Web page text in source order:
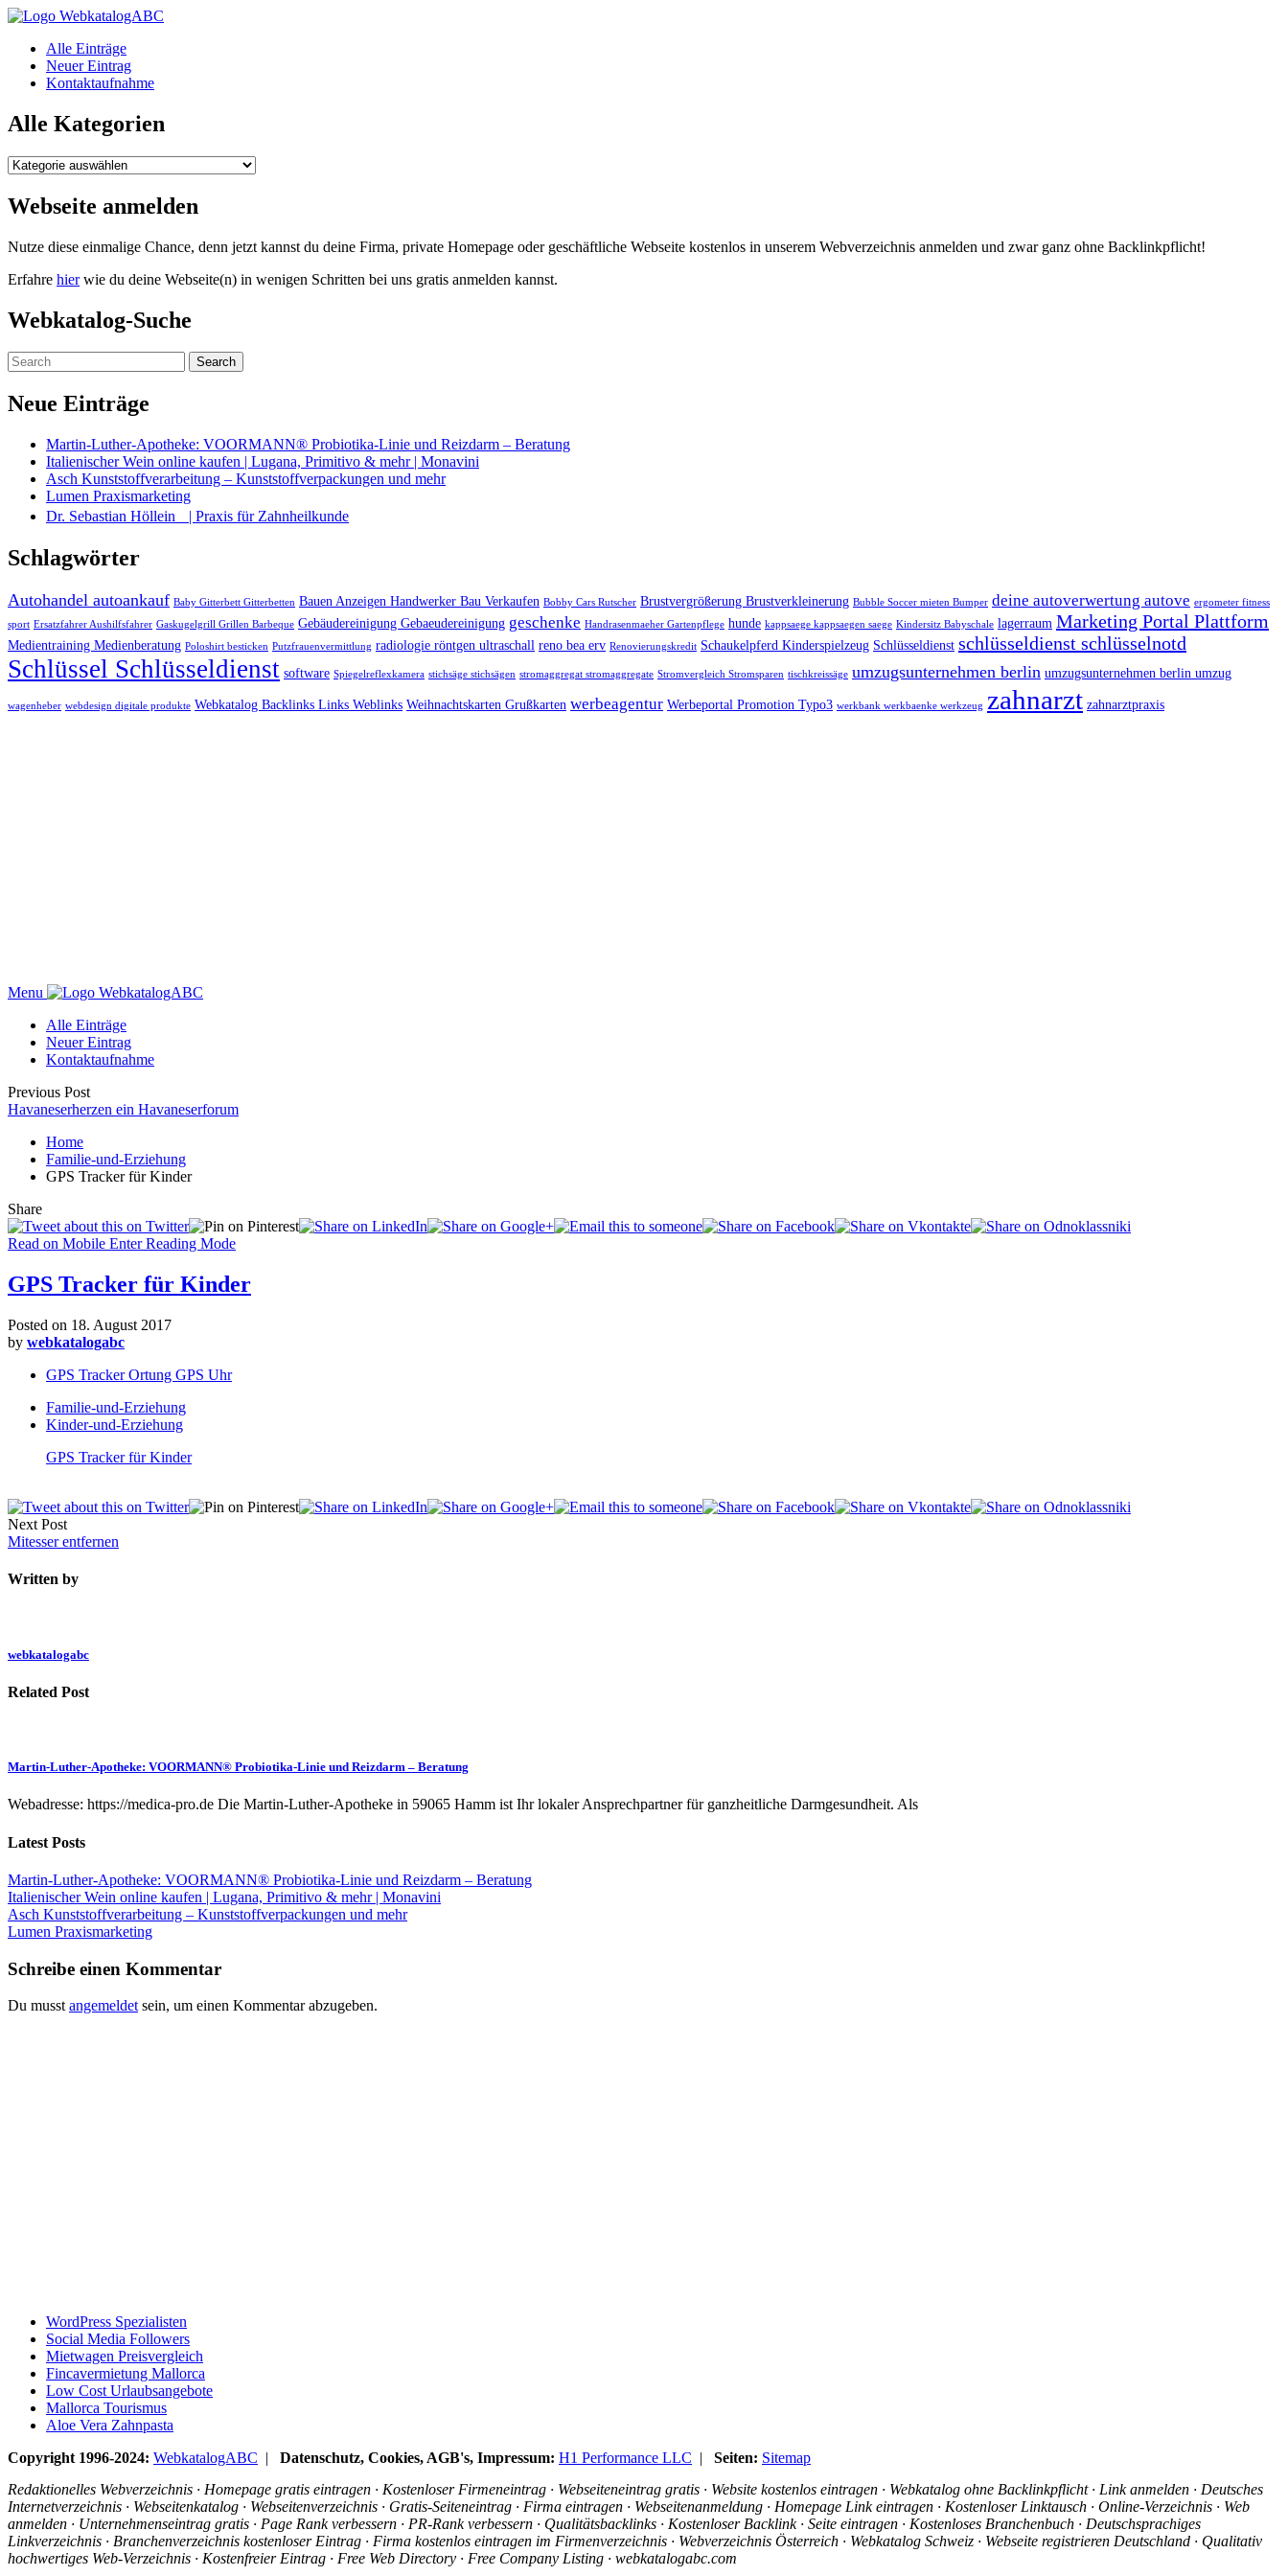
WebkatalogABC
Alle Einträge
Neuer Eintrag
Kontaktaufnahme
Alle Kategorien
Alle
Webseite anmelden
Nutze diese einmalige Chance, denn jetzt kannst du deine Firma, private Homepage oder geschäftliche Webseite kostenlos in unserem Webverzeichnis anmelden und zwar ganz ohne Backlinkpflicht!
Erfahre hierwie du deine Webseite(n) in wenigen Schritten bei uns gratis anmelden kannst.
Webkatalog-Suche
Neue Einträge
Martin-Luther-Apotheke: VOORMANN® Probiotika-Linie und Reizdarm – Beratung
Italienischer Wein online kaufen | Lugana, Primitivo & mehr | Monavini
Asch Kunststoffverarbeitung – Kunststoffverpackungen und mehr
Lumen Praxismarketing
Dr. Sebastian Höllein | Praxis für Zahnheilkunde
Schlagwörter
Autohandel autoankauf Baby Gitterbett Gitterbetten Bauen Anzeigen Handwerker Bau Verkaufen Bobby Cars Rutscher Brustvergrößerung Brustverkleinerung Bubble Soccer mieten Bumper deine autoverwertung autove ergometer fitness
sport Ersatzfahrer Aushilfsfahrer Gaskugelgrill Grillen Barbeque Gebäudereinigung Gebaeudereinigung geschenke Handrasenmaeher Gartenpflege hunde kappsaege kappsaegen saege Kindersitz Babyschale lagerraum Marketing Portal Plattform
Medientraining Medienberatung Poloshirt besticken Putzfrauenvermittlung radiologie röntgen ultraschall reno bea erv Renovierungskredit Schaukelpferd Kinderspielzeug Schlüsseldienst schlüsseldienst schlüsselnotd
Schlüssel Schlüsseldienst software Spiegelreflexkamera stichsäge stichsägen stromaggregat stromaggregate Stromvergleich Stromsparen tischkreissäge umzugsunternehmen berlin umzugsunternehmen berlin umzug
wagenheber webdesign digitale produkte Webkatalog Backlinks Links Weblinks Weihnachtskarten Grußkarten werbeagentur Werbeportal Promotion Typo3 werkbank werkbaenke werkzeug zahnarzt zahnarztpraxis
Menu
WebkatalogABC
Alle Einträge
Neuer Eintrag
Kontaktaufnahme
Previous Post
Havaneserherzen ein Havaneserforum
Home
Familie-und-Erziehung
GPS Tracker für Kinder
Share
Read on Mobile Enter Reading Mode
GPS Tracker für Kinder
Posted on 18. August 2017
by webkatalogabc
GPS Tracker Ortung GPS Uhr
Familie-und-Erziehung
Kinder-und-Erziehung
GPS Tracker für Kinder
Next Post
Mitesser entfernen
Written by
webkatalogabc
Related Post
Martin-Luther-Apotheke: VOORMANN® Probiotika-Linie und Reizdarm – Beratung
Webadresse: https://medica-pro.de Die Martin-Luther-Apotheke in 59065 Hamm ist Ihr lokaler Ansprechpartner für ganzheitliche Darmgesundheit. Als
Latest Posts
Martin-Luther-Apotheke: VOORMANN® Probiotika-Linie und Reizdarm – Beratung
Italienischer Wein online kaufen | Lugana, Primitivo & mehr | Monavini
Asch Kunststoffverarbeitung – Kunststoffverpackungen und mehr
Lumen Praxismarketing
Schreibe einen Kommentar
Du musst angemeldet sein, um einen Kommentar abzugeben.
WordPress Spezialisten
Social Media Followers
Mietwagen Preisvergleich
Fincavermietung Mallorca
Low Cost Urlaubsangebote
Mallorca Tourismus
Aloe Vera Zahnpasta
Copyright 1996-2024: WebkatalogABC | Datenschutz, Cookies, AGB's, Impressum: H1 Performance LLC | Seiten: Sitemap
Redaktionelles Webverzeichnis · Homepage gratis eintragen · Kostenloser Firmeneintrag · Webseiteneintrag gratis · Website kostenlos eintragen · Webkatalog ohne Backlinkpflicht · Link anmelden · Deutsches
Internetverzeichnis · Webseitenkatalog · Webseitenverzeichnis · Gratis-Seiteneintrag · Firma eintragen · Webseitenanmeldung · Homepage Link eintragen · Kostenloser Linktausch · Online-Verzeichnis · Web
anmelden · Unternehmenseintrag gratis · Page Rank verbessern · PR-Rank verbessern · Qualitätsbacklinks · Kostenloser Backlink · Seite eintragen · Kostenloses Branchenbuch · Deutschsprachiges
Linkverzeichnis · Branchenverzeichnis kostenloser Eintrag · Firma kostenlos eintragen im Firmenverzeichnis · Webverzeichnis Österreich · Webkatalog Schweiz · Webseite registrieren Deutschland · Qualitativ
hochwertiges Web-Verzeichnis · Kostenfreier Eintrag · Free Web Directory · Free Company Listing · webkatalogabc.com